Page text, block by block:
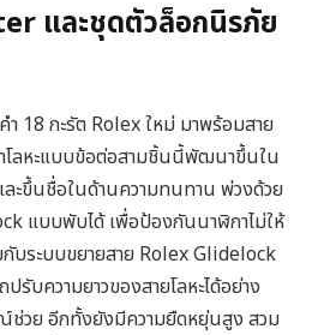
และชุดตัวล็อกนิรภัย
18 กะรัต Rolex ใหม่ มาพร้อมสาย
โลหะแบบข้อต่อสามชิ้นนี้พัฒนาขึ้นใน
ะขึ้นชื่อในด้านความทนทาน พ่วงด้วย
แบบพับได้ เพื่อป้องกันนาฬิกาไม่ให้
กับระบบขยายสาย Rolex Glidelock
ปรับความยาวของสายโลหะได้อย่าง
ช่วย อีกทั้งยังมีความยืดหยุ่นสูง สวม